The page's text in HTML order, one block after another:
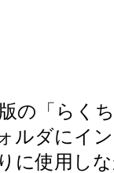
の「らく
ルダにイ
に使用し